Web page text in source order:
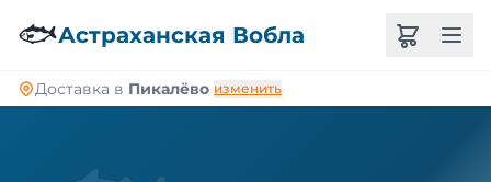
🐟Астраханская Вобла
Доставка в Пикалёво изменить